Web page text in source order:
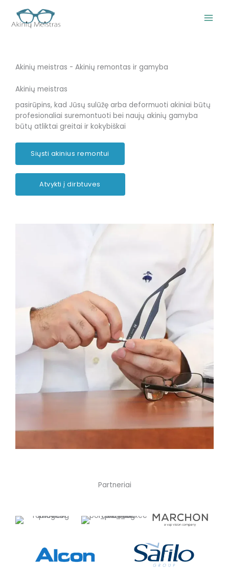
turinio
Akinių meistras - Akinių remontas ir gamyba
Akinių meistras
pasirūpins, kad Jūsų sulūžę arba deformuoti akiniai būtų
profesionaliai suremontuoti bei naujų akinių gamyba
būtų atliktai greitai ir kokybiškai
Siųsti akinius remontui
Atvykti į dirbtuves
Partneriai